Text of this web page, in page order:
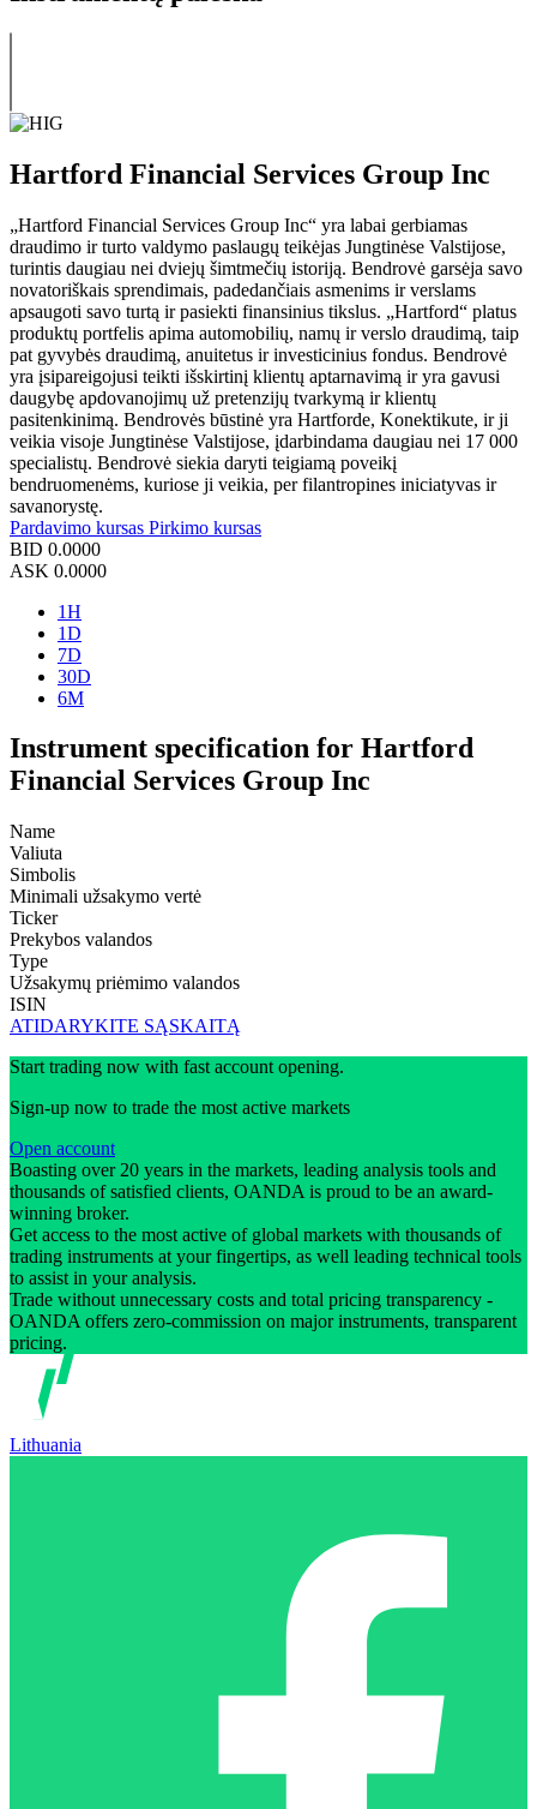
Hartford Financial Services Group Inc
„Hartford Financial Services Group Inc“ yra labai gerbiamas
draudimo ir turto valdymo paslaugų teikėjas Jungtinėse Valstijose,
turintis daugiau nei dviejų šimtmečių istoriją. Bendrovė garsėja savo
novatoriškais sprendimais, padedančiais asmenims ir verslams
apsaugoti savo turtą ir pasiekti finansinius tikslus. „Hartford“ platus
produktų portfelis apima automobilių, namų ir verslo draudimą, taip
pat gyvybės draudimą, anuitetus ir investicinius fondus. Bendrovė
yra įsipareigojusi teikti išskirtinį klientų aptarnavimą ir yra gavusi
daugybę apdovanojimų už pretenzijų tvarkymą ir klientų
pasitenkinimą. Bendrovės būstinė yra Hartforde, Konektikute, ir ji
veikia visoje Jungtinėse Valstijose, įdarbindama daugiau nei 17 000
specialistų. Bendrovė siekia daryti teigiamą poveikį
bendruomenėms, kuriose ji veikia, per filantropines iniciatyvas ir
savanorystę.
Pardavimo kursas Pirkimo kursas
BID 0.0000
ASK 0.0000
1H
1D
7D
30D
6M
Instrument specification for Hartford
Financial Services Group Inc
Name
Valiuta
Simbolis
Minimali užsakymo vertė
Ticker
Prekybos valandos
Type
Užsakymų priėmimo valandos
ISIN
ATIDARYKITE SĄSKAITĄ
Start trading now with fast account opening.
Sign-up now to trade the most active markets
Open account
Boasting over 20 years in the markets, leading analysis tools and
thousands of satisfied clients, OANDA is proud to be an award-
winning broker.
Get access to the most active of global markets with thousands of
trading instruments at your fingertips, as well leading technical tools
to assist in your analysis.
Trade without unnecessary costs and total pricing transparency -
OANDA offers zero-commission on major instruments, transparent
pricing.
Lithuania